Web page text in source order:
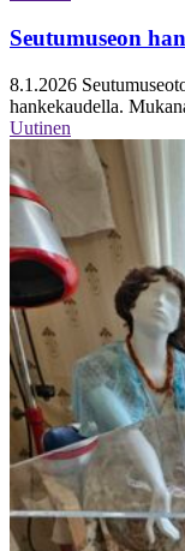
Seutumuseon
8.1.2026
hankekaudella.
Uutinen